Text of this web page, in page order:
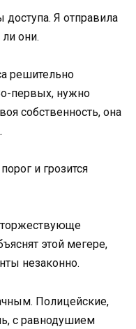
Я отправила
они.
решительно
первых, нужно
собственность, она
и грозится
этой мегере,
незаконно.
Полицейские,
с равнодушием